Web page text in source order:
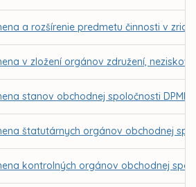
a rozšírenie predmetu činnosti v
v zložení orgánov združení,
stanov obchodnej spoločnosti
štatutárnych orgánov obchodnej
kontrolných orgánov obchodnej